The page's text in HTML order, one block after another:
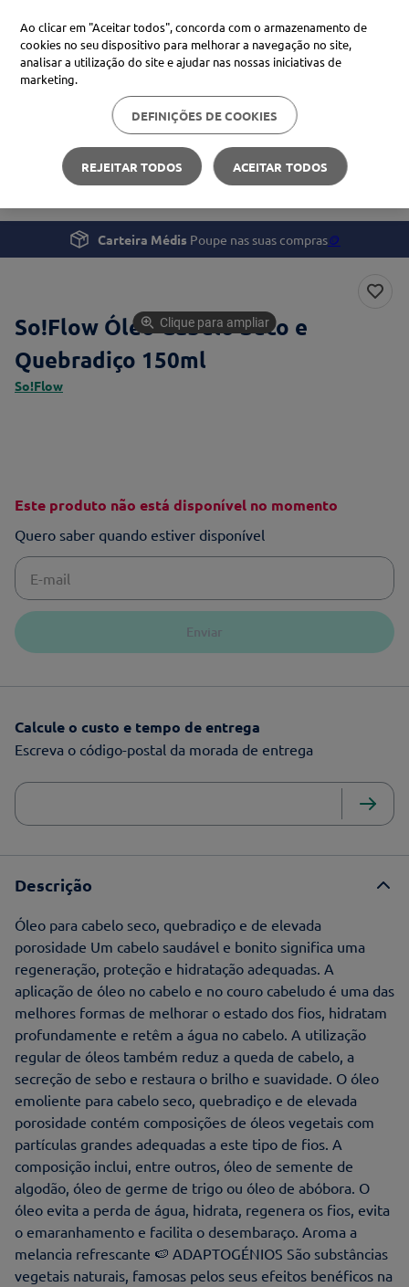
Procure no Marketplace Médis
Pesquisas mais comuns
xiaomi
4º cerave
Beleza e Cuidado pessoal
So!Flow Óleo Cabelo Seco e Quebradiço
Carteira Médis Poupe nas suas compras🪙
So!Flow Óleo Cabelo Seco e
Quebradiço 150ml
So!Flow
Clique para ampliar
Este produto não está disponível no momento
Quero saber quando estiver disponível
Enviar
Calcule o custo e tempo de entrega
Escreva o código-postal da morada de entrega
Descrição
Óleo para cabelo seco, quebradiço e de elevada
porosidade Um cabelo saudável e bonito significa uma
regeneração, proteção e hidratação adequadas. A
aplicação de óleo no cabelo e no couro cabeludo é uma das
melhores formas de melhorar o estado dos fios, hidratam
profundamente e retêm a água no cabelo. A utilização
regular de óleos também reduz a queda de cabelo, a
secreção de sebo e restaura o brilho e suavidade. O óleo
emoliente para cabelo seco, quebradiço e de elevada
porosidade contém composições de óleos vegetais com
partículas grandes adequadas a este tipo de fios. A
composição inclui, entre outros, óleo de semente de
algodão, óleo de germe de trigo ou óleo de abóbora. O
óleo evita a perda de água, hidrata, regenera os fios, evita
o emaranhamento e facilita o desembaraço. Aroma a
melancia refrescante 🍉 ADAPTOGÉNIOS São substâncias
vegetais naturais, famosas pelos seus efeitos benéficos na
Ao clicar em "Aceitar todos", concorda com o armazenamento de
cookies no seu dispositivo para melhorar a navegação no site,
analisar a utilização do site e ajudar nas nossas iniciativas de
marketing.
DEFINIÇÕES DE COOKIES
REJEITAR TODOS ACEITAR TODOS